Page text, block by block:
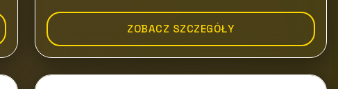
ZOBACZ SZCZEGÓŁY